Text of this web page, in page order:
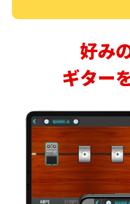
好み
ギター